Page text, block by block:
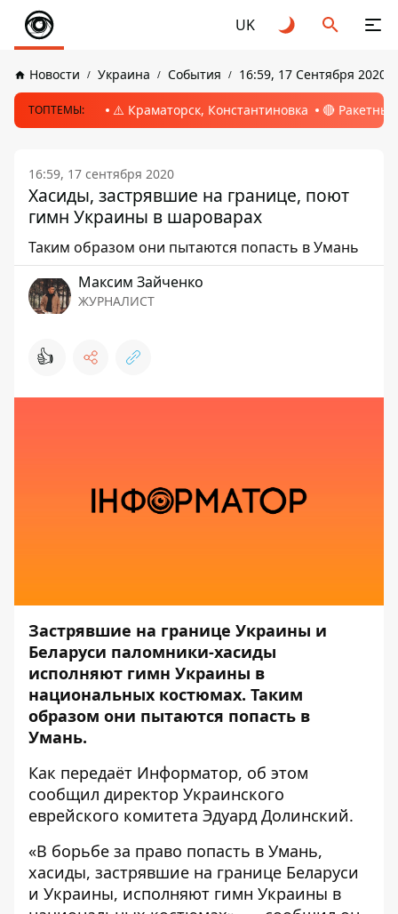
UK
Новости Украина События 16:59, 17 Сентября 2020
ТОПТЕМЫ: ⚠️ Краматорск, Константиновка 🔴
16:59, 17 сентября 2020
Хасиды, застрявшие на границе, поют
гимн Украины в шароварах
Таким образом они пытаются попасть в Умань
Максим Зайченко
ЖУРНАЛИСТ
👍
Застрявшие на границе Украины и
Беларуси паломники-хасиды
исполняют гимн Украины в
национальных костюмах. Таким
образом они пытаются попасть в
Умань.
Как передаёт Информатор, об этом
сообщил директор Украинского
еврейского комитета Эдуард Долинский.
«В борьбе за право попасть в Умань,
хасиды, застрявшие на границе Беларуси
и Украины, исполняют гимн Украины в